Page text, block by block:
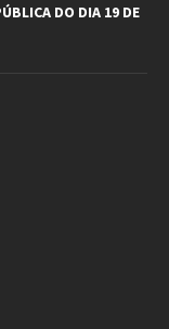
DO DIA 19 DE